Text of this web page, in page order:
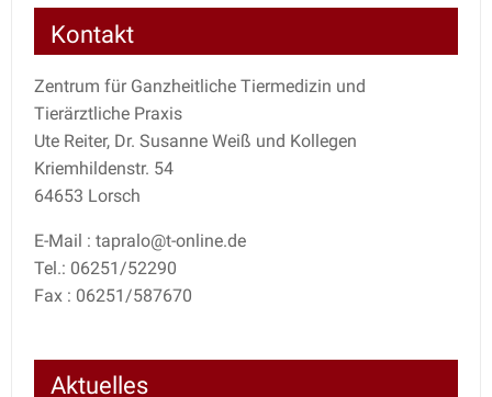
Kontakt
Zentrum für Ganzheitliche Tiermedizin und
Tierärztliche Praxis
Ute Reiter, Dr. Susanne Weiß und Kollegen
Kriemhildenstr. 54
64653 Lorsch
E-Mail : tapralo@t-online.de
Tel.: 06251/52290
Fax : 06251/587670
Aktuelles